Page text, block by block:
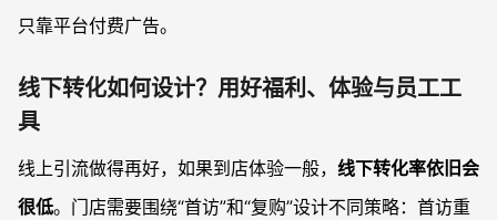
只靠平台付费广告。
线下转化如何设计？用好福利、体验与员工工
具
线上引流做得再好，如果到店体验一般， 线下转化率依旧会
很低。门店需要围绕“首访”和“复购”设计不同策略：首访重